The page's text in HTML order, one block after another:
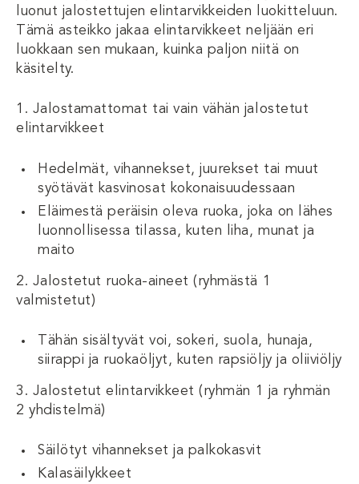
luonut jalostettujen elintarvikkeiden luokitteluun.
Tämä asteikko jakaa elintarvikkeet neljään eri
luokkaan sen mukaan, kuinka paljon niitä on
käsitelty.
1. Jalostamattomat tai vain vähän jalostetut
elintarvikkeet
Hedelmät, vihannekset, juurekset tai muut
syötävät kasvinosat kokonaisuudessaan
Eläimestä peräisin oleva ruoka, joka on lähes
luonnollisessa tilassa, kuten liha, munat ja
maito
2. Jalostetut ruoka-aineet (ryhmästä 1
valmistetut)
Tähän sisältyvät voi, sokeri, suola, hunaja,
siirappi ja ruokaöljyt, kuten rapsiöljy ja oliiviöljy
3. Jalostetut elintarvikkeet (ryhmän 1 ja ryhmän
2 yhdistelmä)
Säilötyt vihannekset ja palkokasvit
Kalasäilykkeet